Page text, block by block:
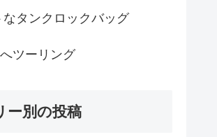
なタンクロックバッグ
ツーリング
ー別の投稿